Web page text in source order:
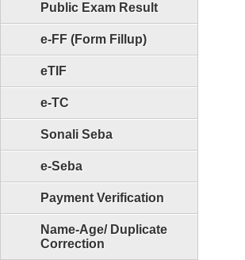
Public Exam Result
e-FF (Form Fillup)
eTIF
e-TC
Sonali Seba
e-Seba
Payment Verification
Name-Age/ Duplicate
Correction